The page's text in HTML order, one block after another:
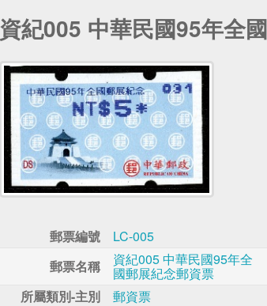
資紀005 中華民國95年全
郵票編號
LC-005
郵票名稱
資紀005 中華民國95年全
國郵展紀念郵資票
所屬類別-主別
郵資票